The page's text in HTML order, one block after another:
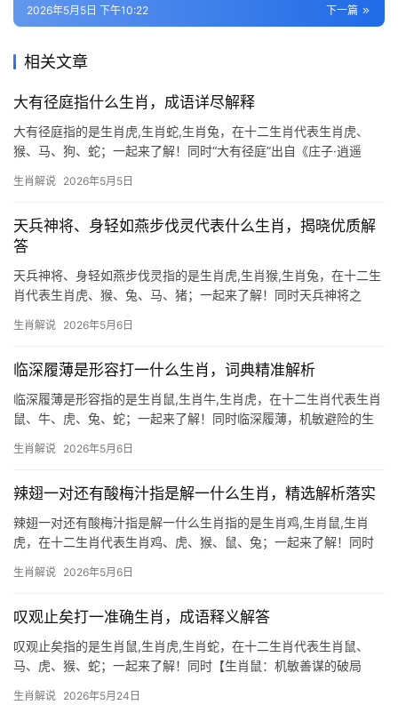
下一篇
2026年5月5日 下午10:22
相关文章
大有径庭指什么生肖，成语详尽解释
大有径庭指的是生肖虎,生肖蛇,生肖兔，在十二生肖代表生肖虎、
猴、马、狗、蛇；一起来了解！同时“大有径庭”出自《庄子·逍遥
化中，这一成语常被用来形容性格或运势反差鲜明的属相，2026年
生肖解说 2026年5月5日
天兵神将、身轻如燕步伐灵代表什么生肖，揭晓优质解
答
天兵神将、身轻如燕步伐灵指的是生肖虎,生肖猴,生肖兔，在十二生
肖代表生肖虎、猴、兔、马、猪；一起来了解！同时天兵神将之
云“虎啸风生”，其步伐虽不及燕雀轻盈，却如神将临凡，一步一印皆
生肖解说 2026年5月6日
临深履薄是形容打一什么生肖，词典精准解析
临深履薄是形容指的是生肖鼠,生肖牛,生肖虎，在十二生肖代表生肖
鼠、牛、虎、兔、蛇；一起来了解！同时临深履薄，机敏避险的生
天性高度契合，鼠类自古擅长在夹缝中求生，既能敏锐察觉危机，
生肖解说 2026年5月6日
辣翅一对还有酸梅汁指是解一什么生肖，精选解析落实
辣翅一对还有酸梅汁指是解一什么生肖指的是生肖鸡,生肖鼠,生肖
虎，在十二生肖代表生肖鸡、虎、猴、鼠、兔；一起来了解！同时
中常暗指生肖鸡，鸡翅象征“翅”，酸梅汁的“酸”谐音“算”，合为“鸡算”
生肖解说 2026年5月6日
叹观止矣打一准确生肖，成语释义解答
叹观止矣指的是生肖鼠,生肖虎,生肖蛇，在十二生肖代表生肖鼠、
马、虎、猴、蛇；一起来了解！同时【生肖鼠：机敏善谋的破局
生肖解说 2026年5月24日